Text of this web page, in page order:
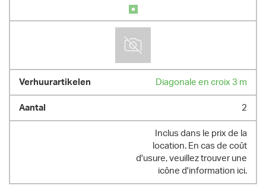
Diagonale en croix 3 m
2
Inclus dans le prix de la
location. En cas de coût
d'usure, veuillez trouver une
icône d'information ici.